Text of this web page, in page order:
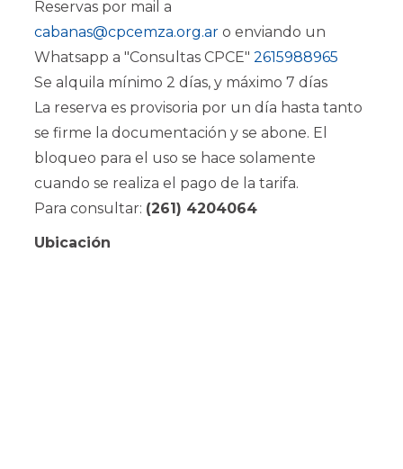
Reservas por mail a
cabanas@cpcemza.org.ar o enviando un
Whatsapp a "Consultas CPCE" 2615988965
Se alquila mínimo 2 días, y máximo 7 días
La reserva es provisoria por un día hasta tanto
se firme la documentación y se abone. El
bloqueo para el uso se hace solamente
cuando se realiza el pago de la tarifa.
Para consultar: (261) 4204064
Ubicación